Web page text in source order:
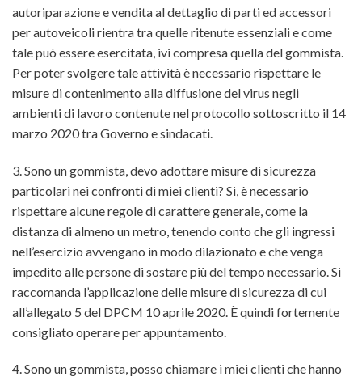
autoriparazione e vendita al dettaglio di parti ed accessori
per autoveicoli rientra tra quelle ritenute essenziali e come
tale può essere esercitata, ivi compresa quella del gommista.
Per poter svolgere tale attività è necessario rispettare le
misure di contenimento alla diffusione del virus negli
ambienti di lavoro contenute nel protocollo sottoscritto il 14
marzo 2020 tra Governo e sindacati.
3. Sono un gommista, devo adottare misure di sicurezza
particolari nei confronti di miei clienti? Si, è necessario
rispettare alcune regole di carattere generale, come la
distanza di almeno un metro, tenendo conto che gli ingressi
nell’esercizio avvengano in modo dilazionato e che venga
impedito alle persone di sostare più del tempo necessario. Si
raccomanda l’applicazione delle misure di sicurezza di cui
all’allegato 5 del DPCM 10 aprile 2020. È quindi fortemente
consigliato operare per appuntamento.
4. Sono un gommista, posso chiamare i miei clienti che hanno